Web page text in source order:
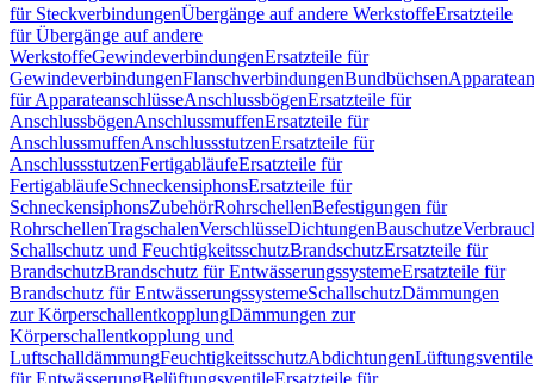
für SteckverbindungenÜbergänge auf andere WerkstoffeErsatzteile
für Übergänge auf andere
WerkstoffeGewindeverbindungenErsatzteile für
GewindeverbindungenFlanschverbindungenBundbüchsen
für ApparateanschlüsseAnschlussbögenErsatzteile für
AnschlussbögenAnschlussmuffenErsatzteile für
AnschlussmuffenAnschlussstutzenErsatzteile für
AnschlussstutzenFertigabläufeErsatzteile für
FertigabläufeSchneckensiphonsErsatzteile für
SchneckensiphonsZubehörRohrschellenBefestigungen für
RohrschellenTragschalenVerschlüsseDichtungenBauschutze
Schallschutz und FeuchtigkeitsschutzBrandschutzErsatzteile für
BrandschutzBrandschutz für EntwässerungssystemeErsatzteile für
Brandschutz für EntwässerungssystemeSchallschutzDämmungen
zur KörperschallentkopplungDämmungen zur
Körperschallentkopplung und
LuftschalldämmungFeuchtigkeitsschutzAbdichtungenLüftungsventile
für EntwässerungBelüftungsventileErsatzteile für